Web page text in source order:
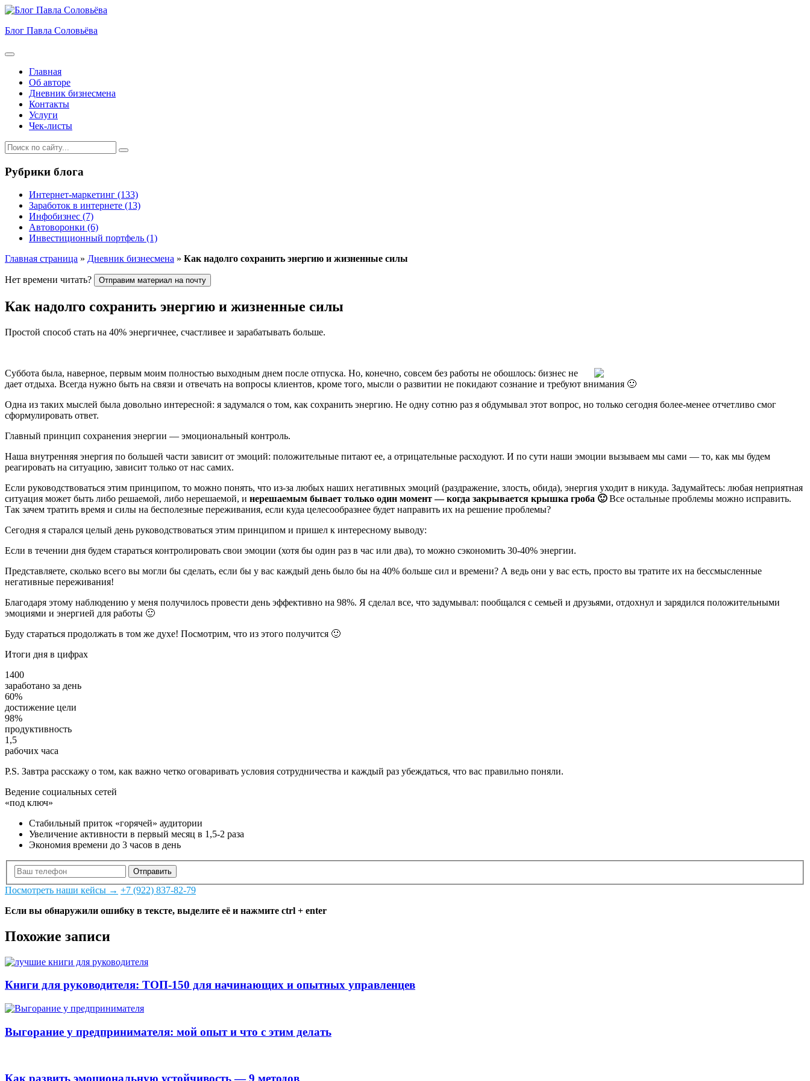
Блог Павла Соловьёва
Меню
Главная
Об авторе
Дневник бизнесмена
Контакты
Услуги
Чек-листы
Рубрики блога
Интернет-маркетинг (133)
Заработок в интернете (13)
Инфобизнес (7)
Автоворонки (6)
Инвестиционный портфель (1)
Главная страница » Дневник бизнесмена » Как надолго сохранить энергию и жизненные силы
Нет времени читать? Отправим материал на почту
Как надолго сохранить энергию и жизненные силы
Простой способ стать на 40% энергичнее, счастливее и зарабатывать больше.
Суббота была, наверное, первым моим полностью выходным днем после отпуска. Но, конечно, совсем без работы не обошлось: бизнес не
дает отдыха. Всегда нужно быть на связи и отвечать на вопросы клиентов, кроме того, мысли о развитии не покидают сознание и требуют внимания 🙂
Одна из таких мыслей была довольно интересной: я задумался о том, как сохранить энергию. Не одну сотню раз я обдумывал этот вопрос, но только сегодня более-менее отчетливо смог
сформулировать ответ.
Главный принцип сохранения энергии — эмоциональный контроль.
Наша внутренняя энергия по большей части зависит от эмоций: положительные питают ее, а отрицательные расходуют. И по сути наши эмоции вызываем мы сами — то, как мы будем
реагировать на ситуацию, зависит только от нас самих.
Если руководствоваться этим принципом, то можно понять, что из-за любых наших негативных эмоций (раздражение, злость, обида), энергия уходит в никуда. Задумайтесь: любая неприятная
ситуация может быть либо решаемой, либо нерешаемой, и нерешаемым бывает только один момент — когда закрывается крышка гроба 🙂Все остальные проблемы можно исправить.
Так зачем тратить время и силы на бесполезные переживания, если куда целесообразнее будет направить их на решение проблемы?
Сегодня я старался целый день руководствоваться этим принципом и пришел к интересному выводу:
Если в течении дня будем стараться контролировать свои эмоции (хотя бы один раз в час или два), то можно сэкономить 30-40% энергии.
Представляете, сколько всего вы могли бы сделать, если бы у вас каждый день было бы на 40% больше сил и времени? А ведь они у вас есть, просто вы тратите их на бессмысленные
негативные переживания!
Благодаря этому наблюдению у меня получилось провести день эффективно на 98%. Я сделал все, что задумывал: пообщался с семьей и друзьями, отдохнул и зарядился положительными
эмоциями и энергией для работы 🙂
Буду стараться продолжать в том же духе! Посмотрим, что из этого получится 🙂
Итоги дня в цифрах
1400
заработано за день
60%
достижение цели
98%
продуктивность
1,5
рабочих часа
P.S. Завтра расскажу о том, как важно четко оговаривать условия сотрудничества и каждый раз убеждаться, что вас правильно поняли.
Ведение социальных сетей
«под ключ»
Стабильный приток «горячей» аудитории
Увеличение активности в первый месяц в 1,5-2 раза
Экономия времени до 3 часов в день
Отправить
Посмотреть наши кейсы → +7 (922) 837-82-79
Если вы обнаружили ошибку в тексте, выделите её и нажмите ctrl + enter
Похожие записи
Книги для руководителя: ТОП-150 для начинающих и опытных управленцев
Выгорание у предпринимателя: мой опыт и что с этим делать
Как развить эмоциональную устойчивость — 9 методов